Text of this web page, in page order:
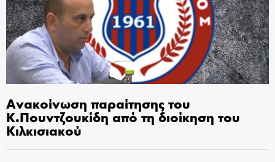
Ανακοίνωση παραίτησης του
Κ.Πουντζουκίδη από τη διοίκηση του
Κιλκισιακού